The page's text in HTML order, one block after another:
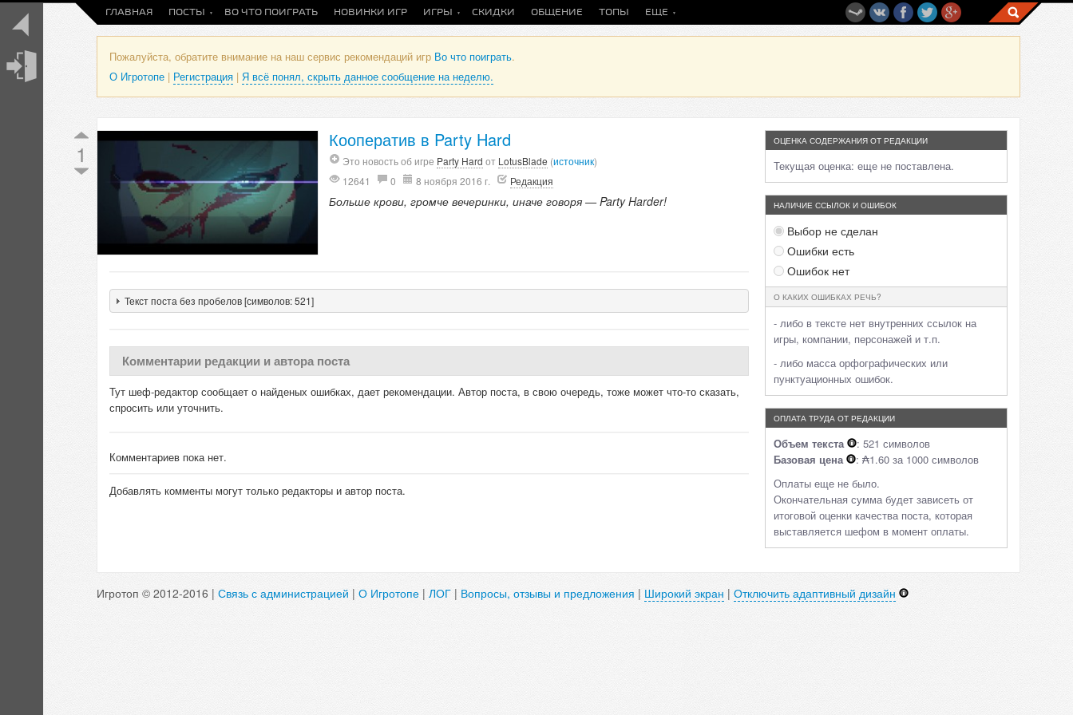
ГЛАВНАЯ ПОСТЫ ВО ЧТО ПОИГРАТЬ НОВИНКИ ИГР ИГРЫ СКИДКИ ОБЩЕНИЕ ТОПЫ ЕЩЕ
Пожалуйста, обратите внимание на наш сервис рекомендаций игр Во что поиграть.
О Игротопе | Регистрация | Я всё понял, скрыть данное сообщение на неделю.
1 Кооператив в Party Hard
Это новость об игре Party Hard от LotusBlade (источник)
12641
0 8 ноября 2016 г. Редакция
Больше крови, громче вечеринки, иначе говоря — Party Harder!
Текст поста без пробелов [символов: 521]
Комментарии редакции и автора поста
Тут шеф-редактор сообщает о найденых ошибках, дает рекомендации. Автор поста, в свою очередь, тоже может что-то сказать,
спросить или уточнить.
Комментариев пока нет.
Добавлять комменты могут только редакторы и автор поста.
ОЦЕНКА СОДЕРЖАНИЯ ОТ РЕДАКЦИИ
Текущая оценка: еще не поставлена.
НАЛИЧИЕ ССЫЛОК И ОШИБОК
Выбор не сделан
Ошибки есть
Ошибок нет
О КАКИХ ОШИБКАХ РЕЧЬ?
- либо в тексте нет внутренних ссылок на
игры, компании, персонажей и т.п.
- либо масса орфографических или
пунктуационных ошибок.
ОПЛАТА ТРУДА ОТ РЕДАКЦИИ
Объем текста
: 521 символов
Базовая цена
: ₳1.60 за 1000 символов
Оплаты еще не было.
Окончательная сумма будет зависеть от
итоговой оценки качества поста, которая
выставляется шефом в момент оплаты.
Игротоп © 2012-2016 | Связь с администрацией | О Игротопе | ЛОГ | Вопросы, отзывы и предложения | Широкий экран | Отключить адаптивный дизайн